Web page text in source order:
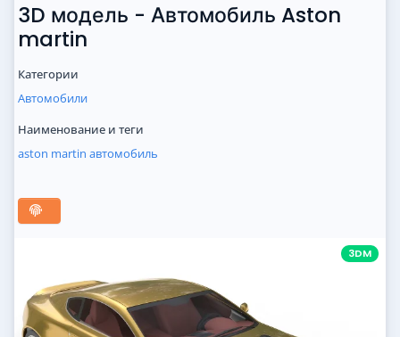
3D модель - Автомобиль Aston
martin
Категории
Автомобили
Наименование и теги
aston martin автомобиль
3DM